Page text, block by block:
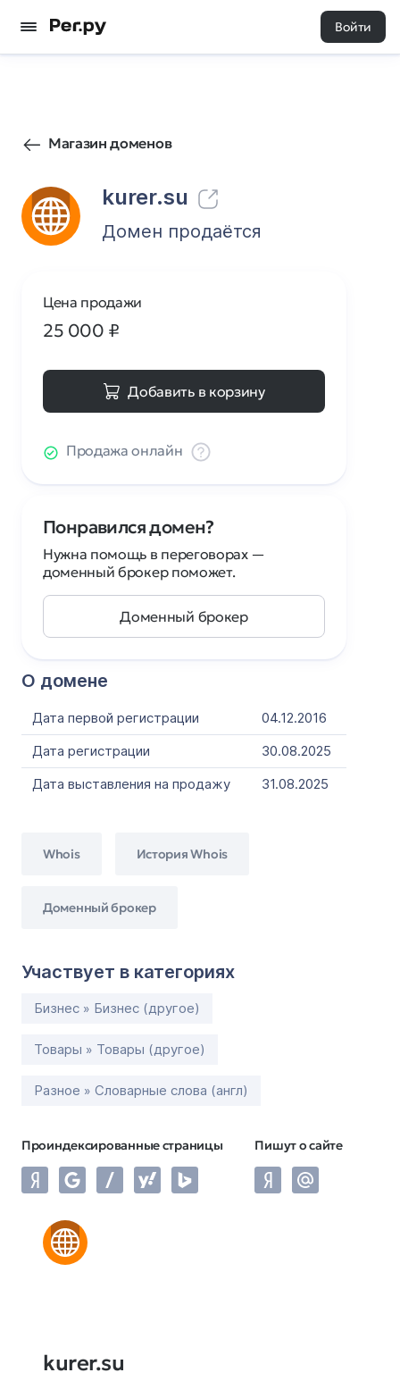
Войти
Магазин доменов
kurer.su
52 0
Домен продаётся
О домене
Дата первой регистрации
04.12.2016
Дата регистрации
30.08.2025
Дата выставления на продажу
31.08.2025
Whois История Whois
Доменный брокер
Участвует в категориях
Бизнес » Бизнес (другое)
Товары » Товары (другое)
Разное » Словарные слова (англ)
Проиндексированные страницы Пишут о сайте
Цена продажи
25 000 ₽
Добавить в корзину
Продажа онлайн
Понравился домен?
Нужна помощь в переговорах —
доменный брокер поможет.
Доменный брокер
kurer.su